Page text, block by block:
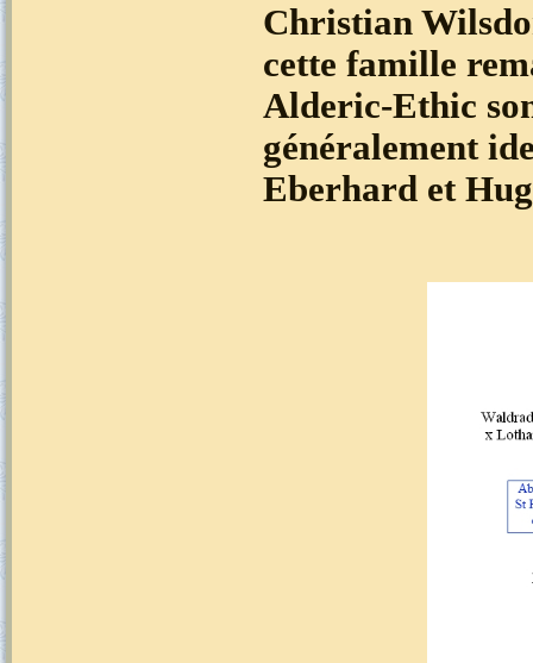
Christian
cette famille
Alderic-Ethic
généralement
Eberhard et